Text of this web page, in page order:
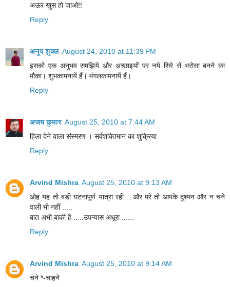
अऊर खुस हो जाओ!!
Reply
अनूप शुक्ल August 24, 2010 at 11:39 PM
इसको एक अनुभव समझिये और अच्छाइयों पर नये सिरे से भरोसा बनने का
मौका। शुभकामनायें हैं। मंगलकामनायें हैं।
Reply
अजय कुमार August 25, 2010 at 7:44 AM
हिला देने वाला संस्मरण । सर्वशक्तिमान का शुक्रिया
Reply
Arvind Mishra August 25, 2010 at 9:13 AM
ओह यह तो बड़ी घटनापूर्ण यात्रा रही ...और मरे तो आपके दुश्मन और न चने
वाली भी नहीं .....
बात अभी बाकी है .....उपन्यास अधूरा ......
Reply
Arvind Mishra August 25, 2010 at 9:14 AM
चने *-चाहने